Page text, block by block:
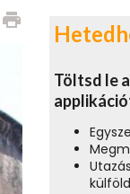
print
Töltsd le